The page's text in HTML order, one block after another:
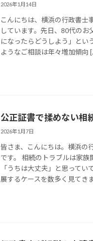
2026年1月14日
こんにちは、横浜の行政書士
しています。先日、80代の
になったらどうしよう」とい
ようなご相談は年々増加傾向
公正証書で揉めない相
2026年1月7日
皆さま、こんにちは。横浜の
です。 相続のトラブルは家族
「うちは大丈夫」と思って
展するケースを数多く見てき